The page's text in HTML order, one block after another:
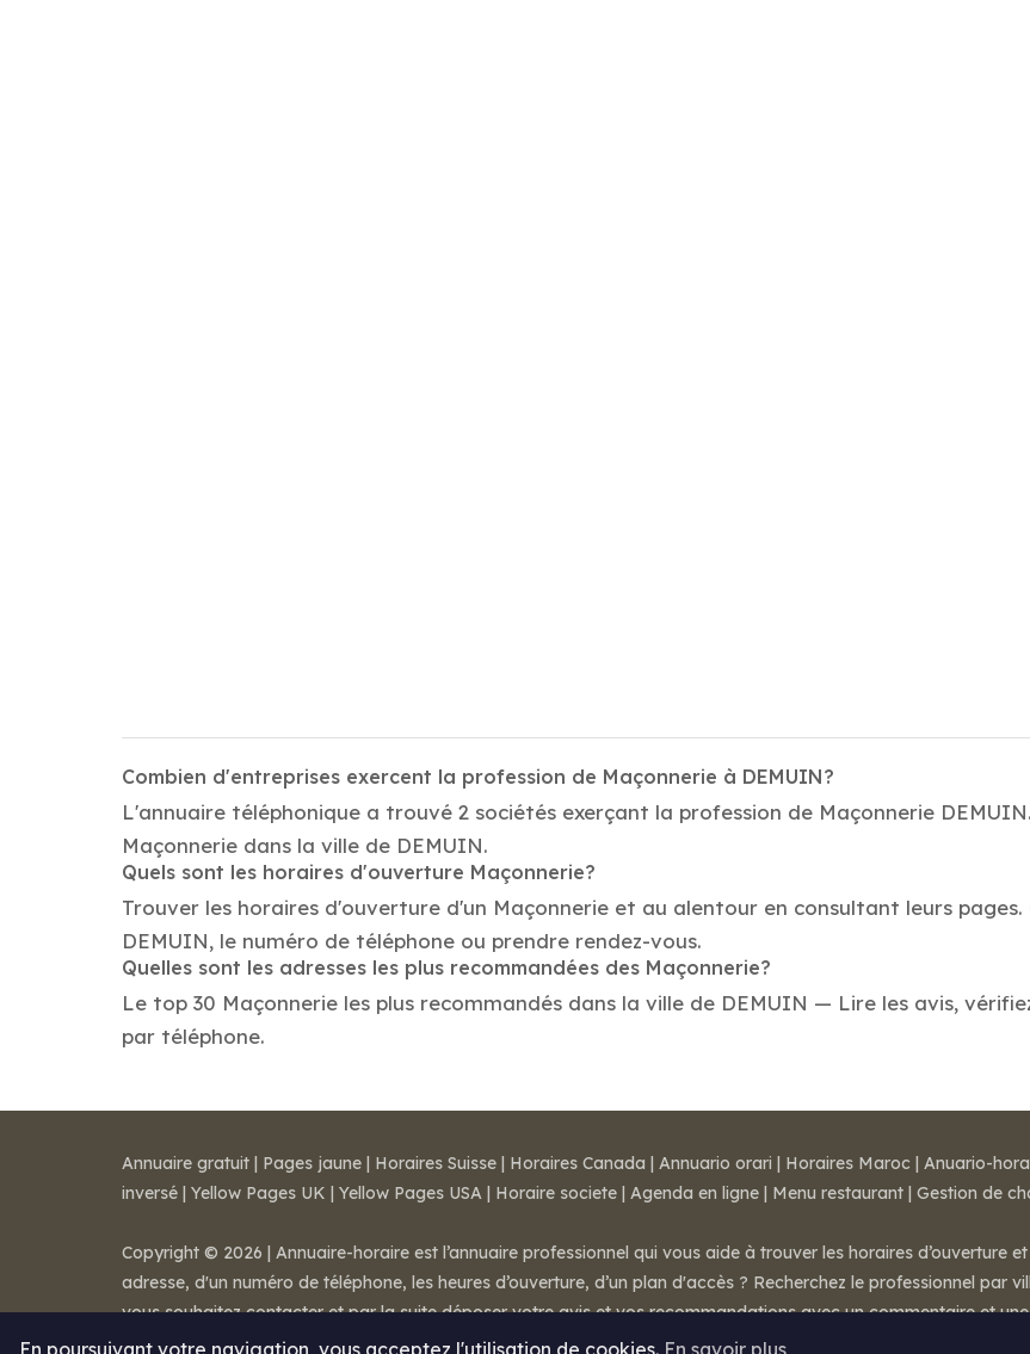
Combien d'entreprises exercent la profession de Maçonnerie à DEMUIN?
L'annuaire téléphonique a trouvé 2 sociétés exerçant la profession de Maçonnerie
Maçonnerie dans la ville de DEMUIN.
Quels sont les horaires d'ouverture Maçonnerie?
Trouver les horaires d'ouverture d'un Maçonnerie et au alentour en consultant leurs pages.
DEMUIN, le numéro de téléphone ou prendre rendez-vous.
Quelles sont les adresses les plus recommandées des Maçonnerie?
Le top 30 Maçonnerie les plus recommandés dans la ville de DEMUIN — Lire les avis,
par téléphone.
En poursuivant votre navigation, vous acceptez l'utilisation de cookies. En savoir plus
Annuaire gratuit | Pages jaune | Horaires Suisse | Horaires Canada | Annuario orari | Horaires Maroc | Anuario-
inversé | Yellow Pages UK | Yellow Pages USA | Horaire societe | Agenda en ligne | Menu restaurant | Gestion de
Copyright © 2026 | Annuaire-horaire est l’annuaire professionnel qui vous aide à trouver les horaires d’ouverture
adresse, d'un numéro de téléphone, les heures d’ouverture, d’un plan d'accès ? Recherchez le professionnel
vous souhaitez contacter et par la suite déposer votre avis et vos recommandations avec un commentaire et
Mentions légales-Conditions de ventes- Contact